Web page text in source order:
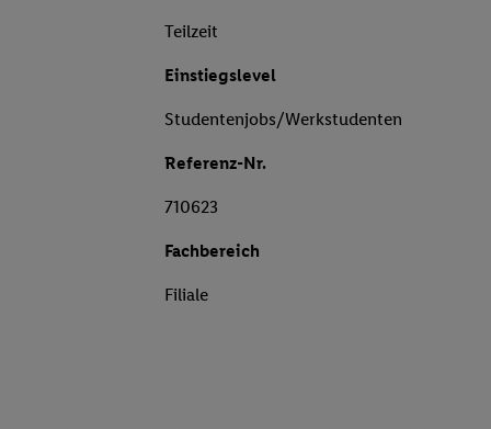
Teilzeit
Einstiegslevel
Studentenjobs/Werkstudenten
Referenz-Nr.
710623
Fachbereich
Filiale